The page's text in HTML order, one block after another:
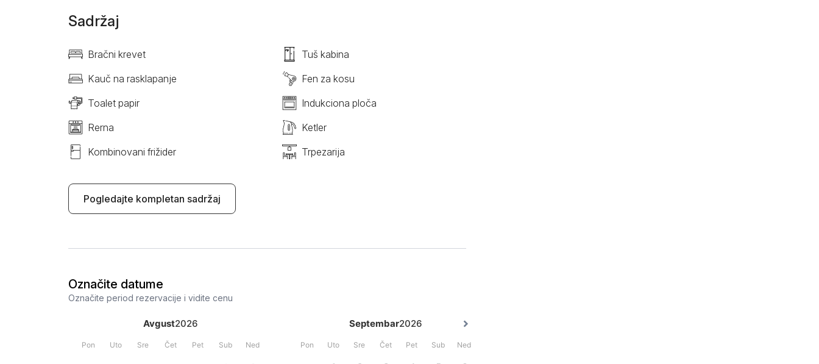
Sadržaj
Bračni krevet
Tuš kabina
Kauč na rasklapanje
Fen za kosu
Toalet papir
Indukciona ploča
Rerna
Ketler
Kombinovani frižider
Trpezarija
Pogledajte kompletan sadržaj
Označite datume
Označite period rezervacije i vidite cenu